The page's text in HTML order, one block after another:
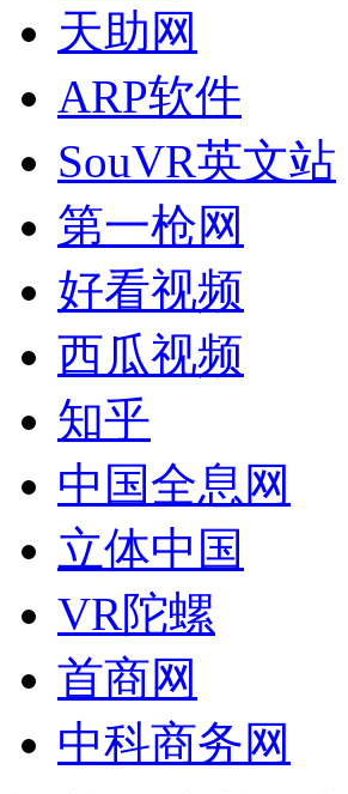
天助网
ARP软件
SouVR英文站
第一枪网
好看视频
西瓜视频
知乎
中国全息网
立体中国
VR陀螺
首商网
中科商务网